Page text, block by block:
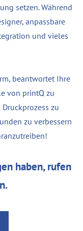
setzen. Während
anpassbare
und vieles
beantwortet Ihre
von printQ zu
zu
zu verbessern
haben, rufen